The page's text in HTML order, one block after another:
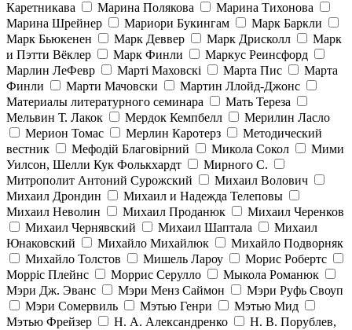
Каретникава
Марина Полякова
Марина Тихонова
Марина Шрейнер
Мариори Букингам
Марк Баркли
Марк Бьюкенен
Марк Деввер Марк Дрисколл
Марк
и Пэтти Вёклер
Марк Финли
Маркус Реинсфорд
Марлин ЛеФевр
Марті Маховскі Марта Пис
Марта
Финли
Марти Мачовски
Мартин Ллойд-Джонс
Материалы литературного семинара
Мать Тереза
Мельвин Т. Лакок
Мердок Кемпбелл
Мерилин Ласло
Мерион Томас
Мерлин Каротерз
Методический
вестник
Мефодій Благовірний Микола Сокол
Мими
Уилсон, Шелли Кук Фолькхардт
Мирного С.
Митрополит Антоний Сурожский
Михаил Волович
Михаил Дрондин
Михаил и Надежда Телеповы
Михаил Неволин
Михаил Проданюк
Михаил Черенков
Михаил Чернявский
Михаил Шаптала
Михаил
Юнаковский
Михайло Михайлюк
Михайло Подворняк
Михайло Толстов
Мишель Лароу
Морис Робертс
Морріс Плейнс
Моррис Серулло
Мыкола Романюк
Мэри Дж. Эванс
Мэри Менз Саймон
Мэри Руфь Своуп
Мэри Сомервиль
Мэтью Генри
Мэтью Мид
Мэтью Фрейзер
Н. А. Александренко
Н. В. Порублев,